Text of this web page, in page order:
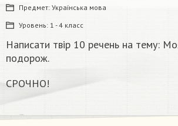
Предмет: Українська мова
Уровень: 1 - 4 класс
Написати твір 10 речень на тему:
подорож.
СРОЧНО!